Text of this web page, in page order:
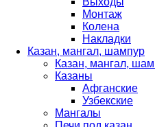
Монтаж
Колена
Накладки
Казан, мангал, шампур
Казан, мангал,
Казаны
Афганские
Узбекские
Мангалы